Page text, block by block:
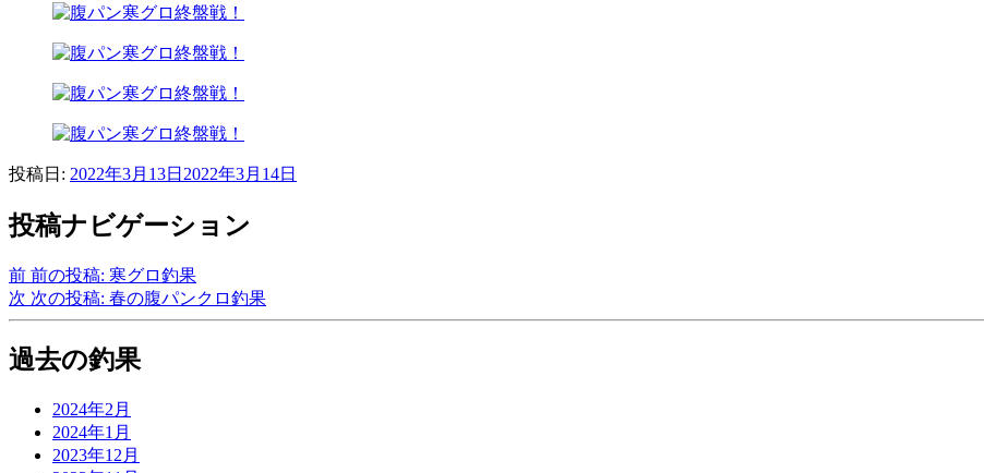
投稿日: 2022年3月13日 2022年3月14日
投稿ナビゲーション
前 前の投稿: 寒グロ釣果
次 次の投稿: 春の腹パンクロ釣果
過去の釣果
2024年2月
2024年1月
2023年12月